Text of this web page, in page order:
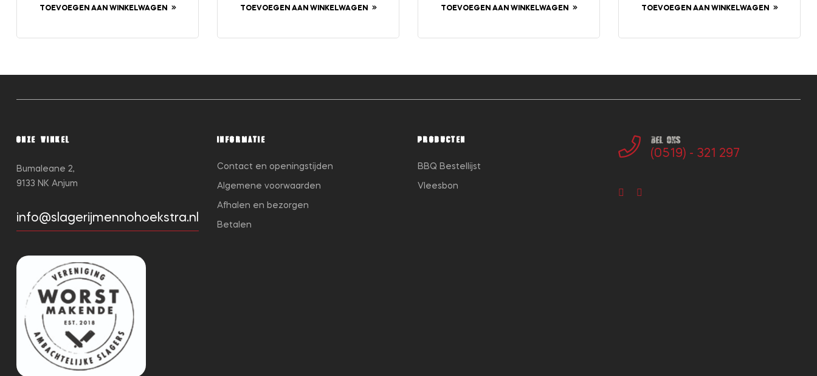
TOEVOEGEN AAN WINKELWAGEN TOEVOEGEN AAN WINKELWAGEN TOEVOEGEN AAN WINKELWAGEN TOEVOEGEN AAN WINKELWAGEN
ONZE WINKEL
Bumaleane 2,
9133 NK Anjum
info@slagerijmennohoekstra.nl
INFORMATIE
Contact en openingstijden
Algemene voorwaarden
Afhalen en bezorgen
Betalen
PRODUCTEN
BBQ Bestellijst
Vleesbon
Bel ons
(0519) - 321 297